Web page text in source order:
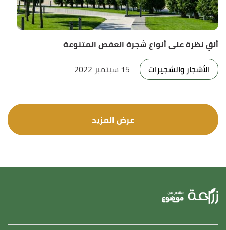
ألقِ نظرة على أنواع شجرة العفص المتنوعة
الأشجار والشجيرات
15 سبتمبر 2022